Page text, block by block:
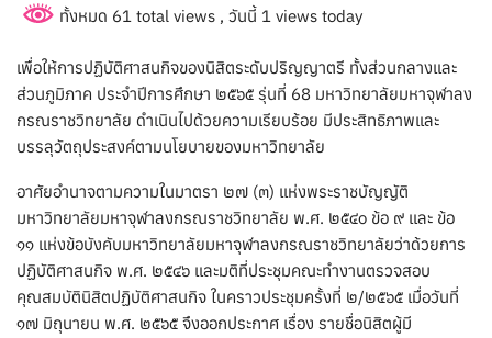
ทั้งหมด 61 total views , วันนี้ 1 views today
เพื่อให้การปฏิบัติศาสนกิจของนิสิตระดับปริญญาตรี ทั้งส่วนกลางและ
ส่วนภูมิภาค ประจำปีการศึกษา ๒๕๖๕ รุ่นที่ 68 มหาวิทยาลัยมหาจุฬาลง
กรณราชวิทยาลัย ดำเนินไปด้วยความเรียบร้อย มีประสิทธิภาพและ
บรรลุวัตถุประสงค์ตามนโยบายของมหาวิทยาลัย
อาศัยอำนาจตามความในมาตรา ๒๗ (๓) แห่งพระราชบัญญัติ
มหาวิทยาลัยมหาจุฬาลงกรณราชวิทยาลัย พ.ศ. ๒๕๔๐ ข้อ ๙ และ ข้อ
๑๑ แห่งข้อบังคับมหาวิทยาลัยมหาจุฬาลงกรณราชวิทยาลัยว่าด้วยการ
ปฏิบัติศาสนกิจ พ.ศ. ๒๕๔๖ และมติที่ประชุมคณะทำงานตรวจสอบ
คุณสมบัตินิสิตปฏิบัติศาสนกิจ ในคราวประชุมครั้งที่ ๒/๒๕๖๕ เมื่อวันที่
๑๗ มิถุนายน พ.ศ. ๒๕๖๕ จึงออกประกาศ เรื่อง รายชื่อนิสิตผู้มี